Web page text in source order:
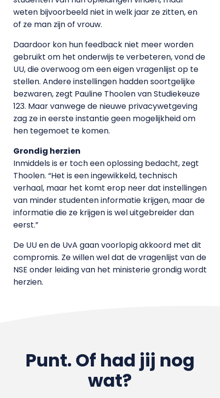
weten bijvoorbeeld niet in welk jaar ze zitten, en
of ze man zijn of vrouw.
Daardoor kon hun feedback niet meer worden
gebruikt om het onderwijs te verbeteren, vond de
UU, die overwoog om een eigen vragenlijst op te
stellen. Andere instellingen hadden soortgelijke
bezwaren, zegt Pauline Thoolen van Studiekeuze
123. Maar vanwege de nieuwe privacywetgeving
zag ze in eerste instantie geen mogelijkheid om
hen tegemoet te komen.
Grondig herzien
Inmiddels is er toch een oplossing bedacht, zegt
Thoolen. “Het is een ingewikkeld, technisch
verhaal, maar het komt erop neer dat instellingen
van minder studenten informatie krijgen, maar de
informatie die ze krijgen is wel uitgebreider dan
eerst.”
De UU en de UvA gaan voorlopig akkoord met dit
compromis. Ze willen wel dat de vragenlijst van de
NSE onder leiding van het ministerie grondig wordt
herzien.
Punt. Of had jij nog
wat?